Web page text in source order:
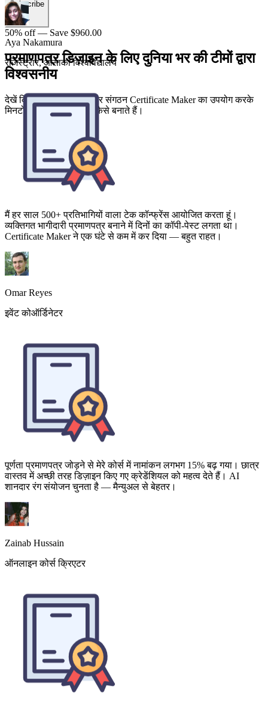
Subscribe
50% off — Save $960.00
प्रमाणपत्र डिज़ाइन के लिए दुनिया भर की टीमों द्वारा
विश्वसनीय
देखें कि शिक्षक, प्रशिक्षक और संगठन Certificate Maker का उपयोग करके
मिनटों में पेशेवर प्रमाणपत्र कैसे बनाते हैं।
मैं हर साल 500+ प्रतिभागियों वाला टेक कॉन्फ्रेंस आयोजित करता हूं।
व्यक्तिगत भागीदारी प्रमाणपत्र बनाने में दिनों का कॉपी-पेस्ट लगता था।
Certificate Maker ने एक घंटे से कम में कर दिया — बहुत राहत।
Omar Reyes
इवेंट कोऑर्डिनेटर
पूर्णता प्रमाणपत्र जोड़ने से मेरे कोर्स में नामांकन लगभग 15% बढ़ गया। छात्र
वास्तव में अच्छी तरह डिज़ाइन किए गए क्रेडेंशियल को महत्व देते हैं। AI
शानदार रंग संयोजन चुनता है — मैन्युअल से बेहतर।
Zainab Hussain
ऑनलाइन कोर्स क्रिएटर
हम Certificate Maker का उपयोग ऑनर रोल, खेल पुरस्कार और ग्रेजुएशन के
लिए करते हैं। यह हर चीज़ में एक समान लुक बनाए रखता है, जिसकी माता-
पिता सराहना करते हैं। बस बच्चों के अनुकूल सजावटी बॉर्डर और चाहिए।